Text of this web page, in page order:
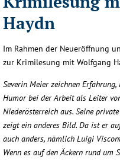
Haydn
Im Rahmen der Neueröffnung
zur Krimilesung mit Wolfgang
Severin Meier zeichnen
Humor bei der Arbeit als Leiter
Niederösterreich aus. Seine
zeigt ein anderes Bild. Da ist er
auch anders, nämlich Luigi
Wenn es auf den Äckern rund um